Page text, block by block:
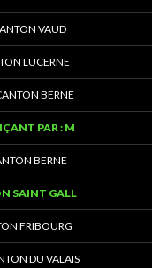
VAUD
LUCERNE
BERNE
PAR : M
BERNE
SAINT GALL
FRIBOURG
DU VALAIS